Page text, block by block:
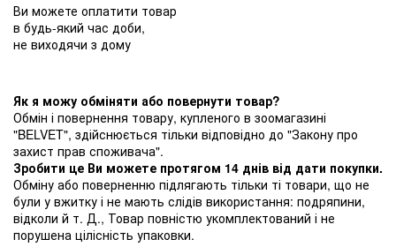
Ви можете оплатити товар
в будь-який час доби,
не виходячи з дому
Як я можу обміняти або повернути товар?
Обмін і повернення товару, купленого в зоомагазині
"BELVET", здійснюється тільки відповідно до "Закону про
захист прав споживача".
Зробити це Ви можете протягом 14 днів від дати покупки.
Обміну або поверненню підлягають тільки ті товари, що не
були у вжитку і не мають слідів використання: подряпини,
відколи й т. Д., Товар повністю укомплектований і не
порушена цілісність упаковки.